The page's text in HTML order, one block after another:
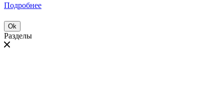
Подробнее
Ok
Разделы